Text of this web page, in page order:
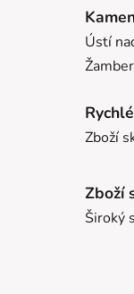
Ústí
Zboží
Zboží
Široký